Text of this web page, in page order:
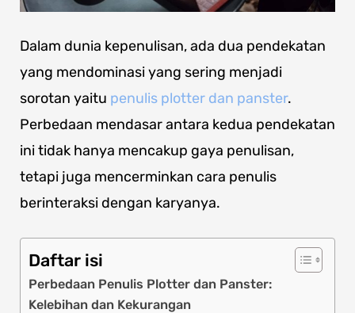
Dalam dunia kepenulisan, ada dua pendekatan
yang mendominasi yang sering menjadi
sorotan yaitu penulis plotter dan panster.
Perbedaan mendasar antara kedua pendekatan
ini tidak hanya mencakup gaya penulisan,
tetapi juga mencerminkan cara penulis
berinteraksi dengan karyanya.
Daftar isi
Perbedaan Penulis Plotter dan Panster:
Kelebihan dan Kekurangan